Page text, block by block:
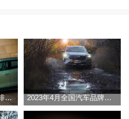
2023全球汽车品牌价值排行榜（Brand Finance 2023年4月全国汽车品牌销量排行榜完整版